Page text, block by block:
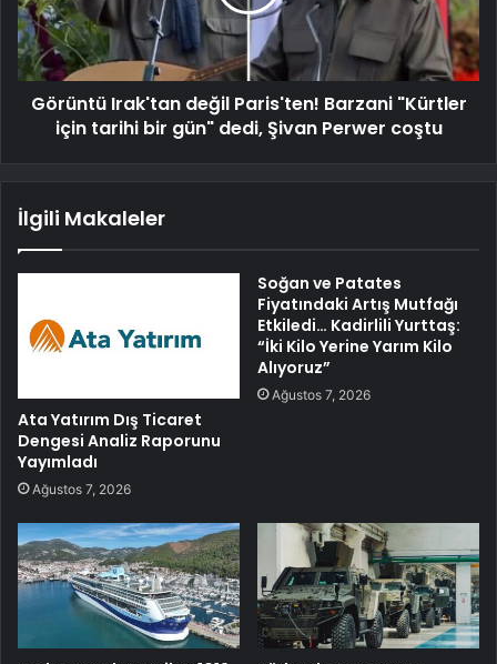
Görüntü Irak'tan değil Paris'ten! Barzani "Kürtler
için tarihi bir gün" dedi, Şivan Perwer coştu
İlgili Makaleler
Ata Yatırım Dış Ticaret
Dengesi Analiz Raporunu
Yayımladı
Ağustos 7, 2026
Soğan ve Patates
Fiyatındaki Artış Mutfağı
Etkiledi… Kadirlili Yurttaş:
“İki Kilo Yerine Yarım Kilo
Alıyoruz”
Ağustos 7, 2026